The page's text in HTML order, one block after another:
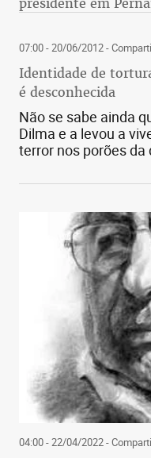
07:00 - 20/06/2012-
Identidade de
é desconhecida
Não se sabe ainda
Dilma e a levou a
terror nos porões da
04:00 - 22/04/2022-